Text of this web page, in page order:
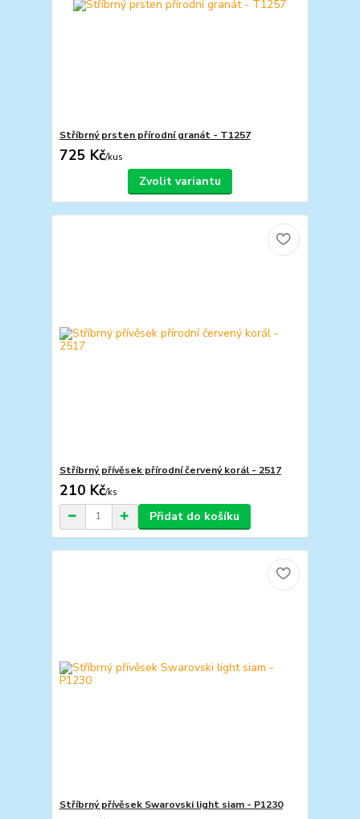
Stříbrný prsten přírodní granát - T1257
725 Kč/kus
Zvolit variantu
Stříbrný přívěsek přírodní červený korál - 2517
210 Kč/ks
Přidat do košíku
Stříbrný přívěsek Swarovski light siam - P1230